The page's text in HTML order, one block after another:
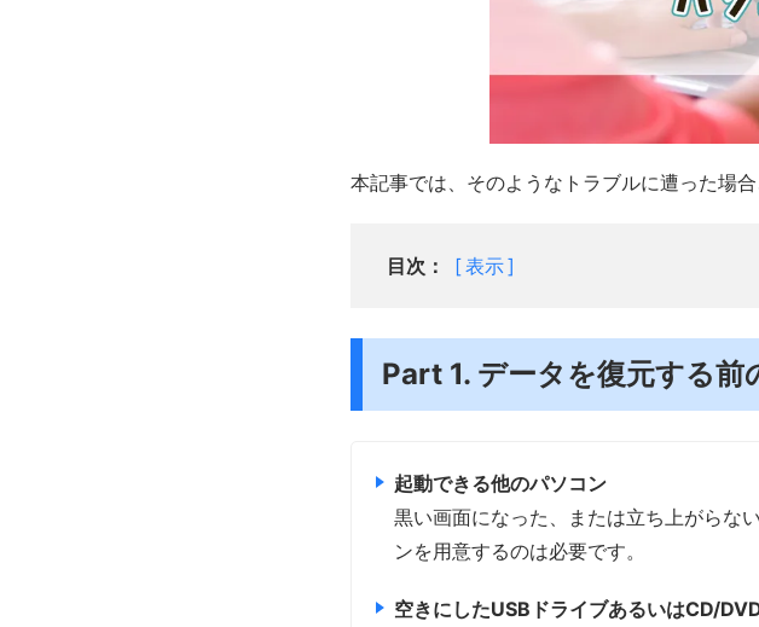
本記事では、そのようなトラブルに遭った場
目次： 表示
Part 1. データを復元する前
起動できる他のパソコン
黒い画面になった、または立ち上がらな
ンを用意するのは必要です。
空きにしたUSBドライブあるいはCD/